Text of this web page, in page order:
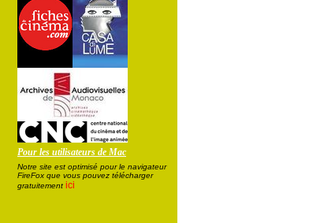
Pour les utilisateurs de Mac
Notre site est optimisé pour le navigateur
FireFox que vous pouvez télécharger
gratuitement ici